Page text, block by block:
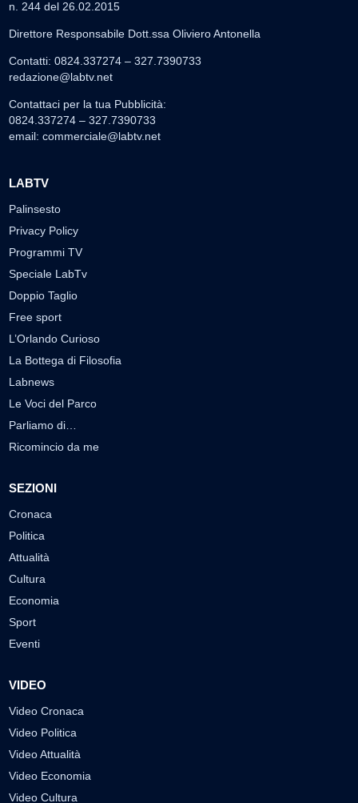
n. 244 del 26.02.2015
Direttore Responsabile Dott.ssa Oliviero Antonella
Contatti: 0824.337274 – 327.7390733
redazione@labtv.net
Contattaci per la tua Pubblicità:
0824.337274 – 327.7390733
email: commerciale@labtv.net
LABTV
Palinsesto
Privacy Policy
Programmi TV
Speciale LabTv
Doppio Taglio
Free sport
L’Orlando Curioso
La Bottega di Filosofia
Labnews
Le Voci del Parco
Parliamo di…
Ricomincio da me
SEZIONI
Cronaca
Politica
Attualità
Cultura
Economia
Sport
Eventi
VIDEO
Video Cronaca
Video Politica
Video Attualità
Video Economia
Video Cultura